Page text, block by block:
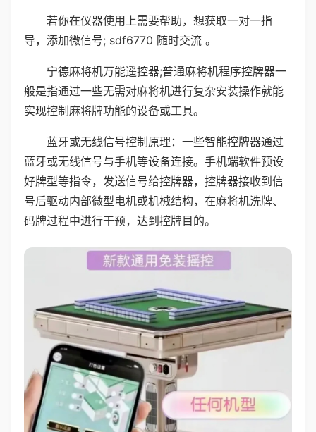
若你在仪器使用上需要帮助，想获取一对一指
导，添加微信号; sdf6770 随时交流 。
宁德麻将机万能遥控器;普通麻将机程序控牌器一
般是指通过一些无需对麻将机进行复杂安装操作就能
实现控制麻将牌功能的设备或工具。
蓝牙或无线信号控制原理：一些智能控牌器通过
蓝牙或无线信号与手机等设备连接。手机端软件预设
好牌型等指令，发送信号给控牌器，控牌器接收到信
号后驱动内部微型电机或机械结构，在麻将机洗牌、
码牌过程中进行干预，达到控牌目的。